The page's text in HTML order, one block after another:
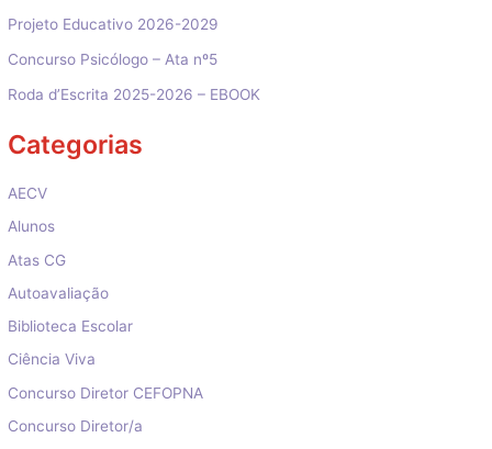
Projeto Educativo 2026-2029
Concurso Psicólogo – Ata nº5
Roda d’Escrita 2025-2026 – EBOOK
Categorias
AECV
Alunos
Atas CG
Autoavaliação
Biblioteca Escolar
Ciência Viva
Concurso Diretor CEFOPNA
Concurso Diretor/a